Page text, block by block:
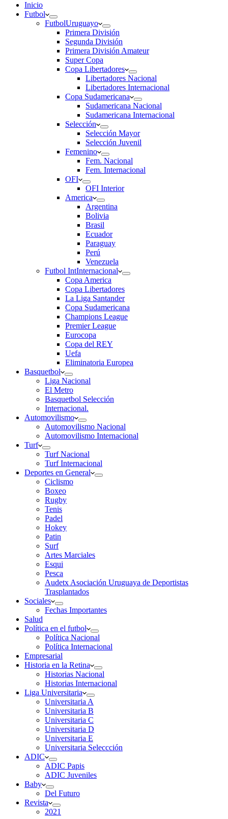
Inicio
Futbol
FutbolUruguayo
Primera División
Segunda División
Primera División Amateur
Super Copa
Copa Libertadores
Libertadores Nacional
Libertadores Internacional
Copa Sudamericana
Sudamericana Nacional
Sudamericana Internacional
Selección
Selección Mayor
Selección Juvenil
Femenino
Fem. Nacional
Fem. Internacional
OFI
OFI Interior
America
Argentina
Bolivia
Brasil
Ecuador
Paraguay
Perú
Venezuela
Futbol IntInternacional
Copa America
Copa Libertadores
La Liga Santander
Copa Sudamericana
Champions League
Premier League
Eurocopa
Copa del REY
Uefa
Eliminatoria Europea
Basquetbol
Liga Nacional
El Metro
Basquetbol Selección
Internacional.
Automovilismo
Automovilismo Nacional
Automovilismo Internacional
Turf
Turf Nacional
Turf Internacional
Deportes en General
Ciclismo
Boxeo
Rugby
Tenis
Padel
Hokey
Patin
Surf
Artes Marciales
Esqui
Pesca
Audetx Asociación Uruguaya de Deportistas
Trasplantados
Sociales
Fechas Importantes
Salud
Política en el futbol
Política Nacional
Política Internacional
Empresarial
Historia en la Retina
Historias Nacional
Historias Internacional
Liga Universitaria
Universitaria A
Universitaria B
Universitaria C
Universitaria D
Universitaria E
Universitaria Seleccción
ADIC
ADIC Papis
ADIC Juveniles
Baby
Del Futuro
Revista
2021